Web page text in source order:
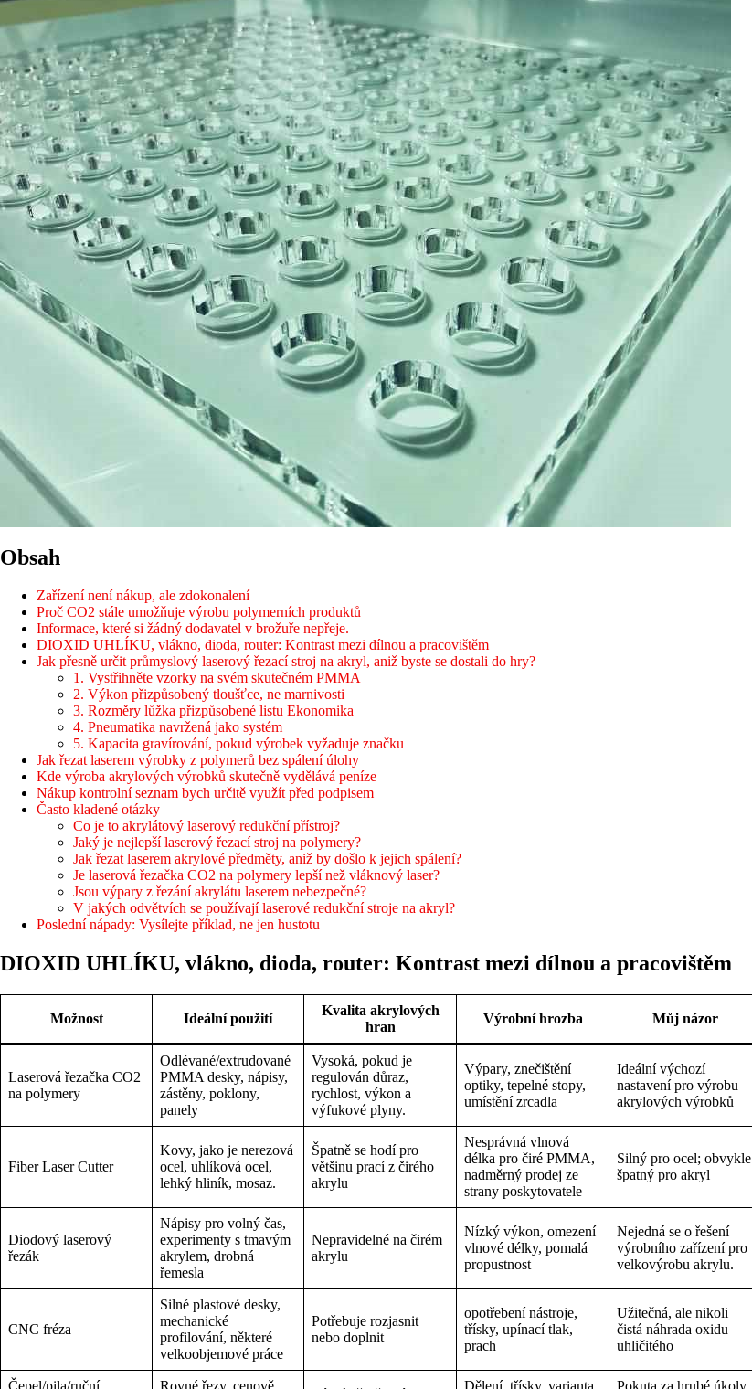
Obsah
Zařízení není nákup, ale zdokonalení
Proč CO2 stále umožňuje výrobu polymerních produktů
Informace, které si žádný dodavatel v brožuře nepřeje.
DIOXID UHLÍKU, vlákno, dioda, router: Kontrast mezi dílnou a pracovištěm
Jak přesně určit průmyslový laserový řezací stroj na akryl, aniž byste se dostali do hry?
1. Vystřihněte vzorky na svém skutečném PMMA
2. Výkon přizpůsobený tloušťce, ne marnivosti
3. Rozměry lůžka přizpůsobené listu Ekonomika
4. Pneumatika navržená jako systém
5. Kapacita gravírování, pokud výrobek vyžaduje značku
Jak řezat laserem výrobky z polymerů bez spálení úlohy
Kde výroba akrylových výrobků skutečně vydělává peníze
Nákup kontrolní seznam bych určitě využít před podpisem
Často kladené otázky
Co je to akrylátový laserový redukční přístroj?
Jaký je nejlepší laserový řezací stroj na polymery?
Jak řezat laserem akrylové předměty, aniž by došlo k jejich spálení?
Je laserová řezačka CO2 na polymery lepší než vláknový laser?
Jsou výpary z řezání akrylátu laserem nebezpečné?
V jakých odvětvích se používají laserové redukční stroje na akryl?
Poslední nápady: Vysílejte příklad, ne jen hustotu
DIOXID UHLÍKU, vlákno, dioda, router: Kontrast mezi dílnou a pracovištěm
Možnost Ideální použití
Kvalita akrylových
hran
Výrobní hrozba Můj názor
Laserová řezačka CO2
na polymery
Odlévané/extrudované
PMMA desky, nápisy,
zástěny, poklony,
panely
Vysoká, pokud je
regulován důraz,
rychlost, výkon a
výfukové plyny.
Výpary, znečištění
optiky, tepelné stopy,
umístění zrcadla
Ideální výchozí
nastavení pro výrobu
akrylových výrobků
Fiber Laser Cutter
Kovy, jako je nerezová
ocel, uhlíková ocel,
lehký hliník, mosaz.
Špatně se hodí pro
většinu prací z čirého
akrylu
Nesprávná vlnová
délka pro čiré PMMA,
nadměrný prodej ze
strany poskytovatele
Silný pro ocel; obvykle
špatný pro akryl
Diodový laserový
řezák
Nápisy pro volný čas,
experimenty s tmavým
akrylem, drobná
řemesla
Nepravidelné na čirém
akrylu
Nízký výkon, omezení
vlnové délky, pomalá
propustnost
Nejedná se o řešení
výrobního zařízení pro
velkovýrobu akrylu.
CNC fréza
Silné plastové desky,
mechanické
profilování, některé
velkoobjemové práce
Potřebuje rozjasnit
nebo doplnit
opotřebení nástroje,
třísky, upínací tlak,
prach
Užitečná, ale nikoli
čistá náhrada oxidu
uhličitého